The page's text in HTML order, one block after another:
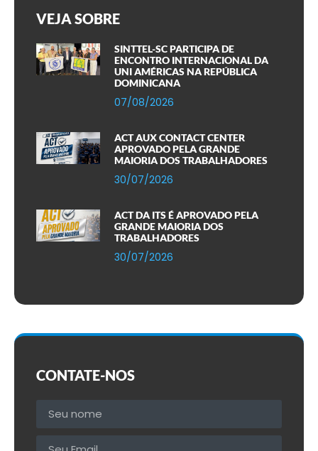
VEJA SOBRE
SINTTEL-SC PARTICIPA DE
ENCONTRO INTERNACIONAL DA
UNI AMÉRICAS NA REPÚBLICA
DOMINICANA
07/08/2026
ACT AUX CONTACT CENTER
APROVADO PELA GRANDE
MAIORIA DOS TRABALHADORES
30/07/2026
ACT DA ITS É APROVADO PELA
GRANDE MAIORIA DOS
TRABALHADORES
30/07/2026
CONTATE-NOS